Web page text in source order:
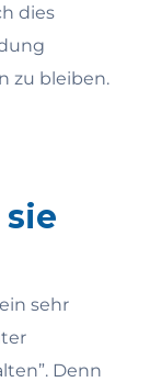
dies
zu bleiben.
sehr
Denn